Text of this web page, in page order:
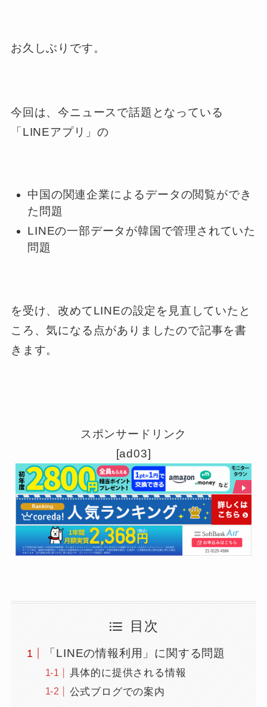
お久しぶりです。
今回は、今ニュースで話題となっている
「LINEアプリ」の
中国の関連企業によるデータの閲覧ができ
た問題
LINEの一部データが韓国で管理されていた
問題
を受け、改めてLINEの設定を見直していたと
ころ、気になる点がありましたので記事を書
きます。
スポンサードリンク
[ad03]
目次
「LINEの情報利用」に関する問題
具体的に提供される情報
公式ブログでの案内